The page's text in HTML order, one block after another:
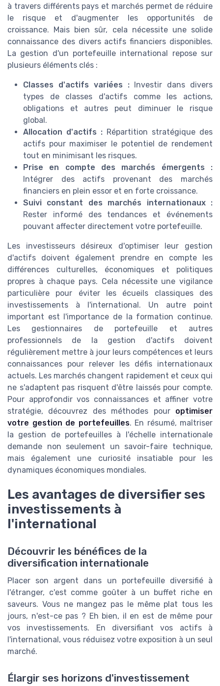
à travers différents pays et marchés permet de réduire
le risque et d'augmenter les opportunités de
croissance. Mais bien sûr, cela nécessite une solide
connaissance des divers actifs financiers disponibles.
La gestion d'un portefeuille international repose sur
plusieurs éléments clés :
Classes d'actifs variées :Investir dans divers
types de classes d'actifs comme les actions,
obligations et autres peut diminuer le risque
global.
Allocation d'actifs : Répartition stratégique des
actifs pour maximiser le potentiel de rendement
tout en minimisant les risques.
Prise en compte des marchés émergents :
Intégrer des actifs provenant des marchés
financiers en plein essor et en forte croissance.
Suivi constant des marchés internationaux :
Rester informé des tendances et événements
pouvant affecter directement votre portefeuille.
Les investisseurs désireux d'optimiser leur gestion
d'actifs doivent également prendre en compte les
différences culturelles, économiques et politiques
propres à chaque pays. Cela nécessite une vigilance
particulière pour éviter les écueils classiques des
investissements à l'international. Un autre point
important est l'importance de la formation continue.
Les gestionnaires de portefeuille et autres
professionnels de la gestion d'actifs doivent
régulièrement mettre à jour leurs compétences et leurs
connaissances pour relever les défis internationaux
actuels. Les marchés changent rapidement et ceux qui
ne s'adaptent pas risquent d'être laissés pour compte.
Pour approfondir vos connaissances et affiner votre
stratégie, découvrez des méthodes pour optimiser
votre gestion de portefeuilles. En résumé, maîtriser
la gestion de portefeuilles à l'échelle internationale
demande non seulement un savoir-faire technique,
mais également une curiosité insatiable pour les
dynamiques économiques mondiales.
Les avantages de diversifier ses
investissements à
l'international
Découvrir les bénéfices de la
diversification internationale
Placer son argent dans un portefeuille diversifié à
l'étranger, c'est comme goûter à un buffet riche en
saveurs. Vous ne mangez pas le même plat tous les
jours, n'est-ce pas ? Eh bien, il en est de même pour
vos investissements. En diversifiant vos actifs à
l'international, vous réduisez votre exposition à un seul
marché.
Élargir ses horizons d'investissement